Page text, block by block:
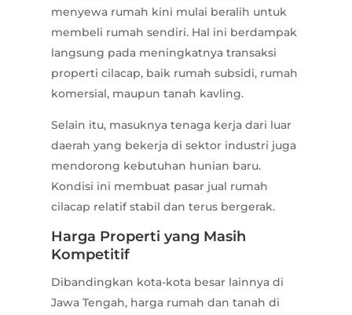
menyewa rumah kini mulai beralih untuk
membeli rumah sendiri. Hal ini berdampak
langsung pada meningkatnya transaksi
properti cilacap, baik rumah subsidi, rumah
komersial, maupun tanah kavling.
Selain itu, masuknya tenaga kerja dari luar
daerah yang bekerja di sektor industri juga
mendorong kebutuhan hunian baru.
Kondisi ini membuat pasar jual rumah
cilacap relatif stabil dan terus bergerak.
Harga Properti yang Masih
Kompetitif
Dibandingkan kota-kota besar lainnya di
Jawa Tengah, harga rumah dan tanah di